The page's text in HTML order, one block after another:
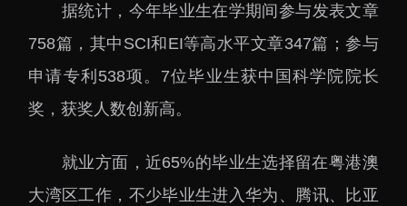
下载中心
党建工作
群团工作
国家高性能医疗器械创
新中心
据统计，今年毕业生在学期间参与发表文章
758篇，其中SCI和EI等高水平文章347篇；参与
申请专利538项。7位毕业生获中国科学院院长
奖，获奖人数创新高。
就业方面，近65%的毕业生选择留在粤港澳
大湾区工作，不少毕业生进入华为、腾讯、比亚